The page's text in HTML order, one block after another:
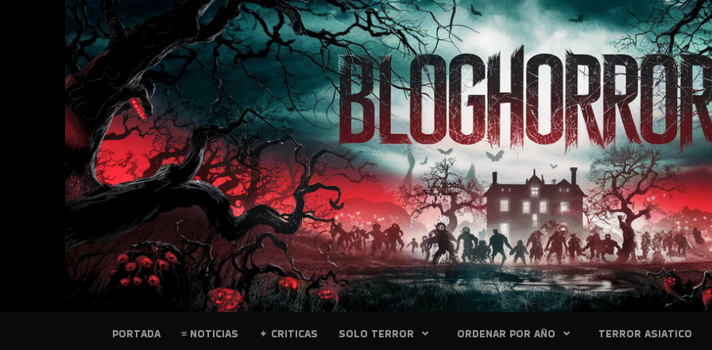
PELICULAS
PORTADA ≡ NOTICIAS ✦ CRITICAS SOLO TERROR ORDENAR POR AÑO TERROR ASIATICO